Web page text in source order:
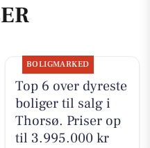
BOLIGMARKED
Top 6 over dyreste
boliger til salg i
Thorsø. Priser op
til 3.995.000 kr